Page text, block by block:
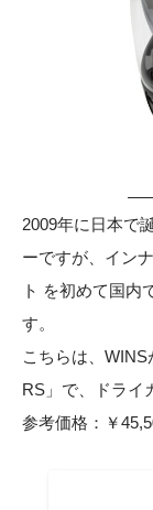
2009年に日本で
ーですが、イン
ト を初めて国内
す。
こちらは、
RS」で、ドライ
参考価格：￥